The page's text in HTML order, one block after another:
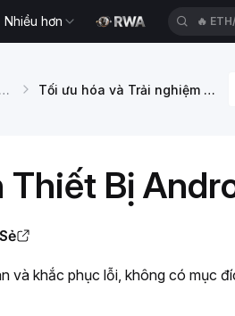
Nhiều hơn 🔥
Hướng dẫn sử dụng Nền tảng Tối ưu hóa và Trải nghiệm Người dùng
Thiết Bị
và khắc phục lỗi, không có mục